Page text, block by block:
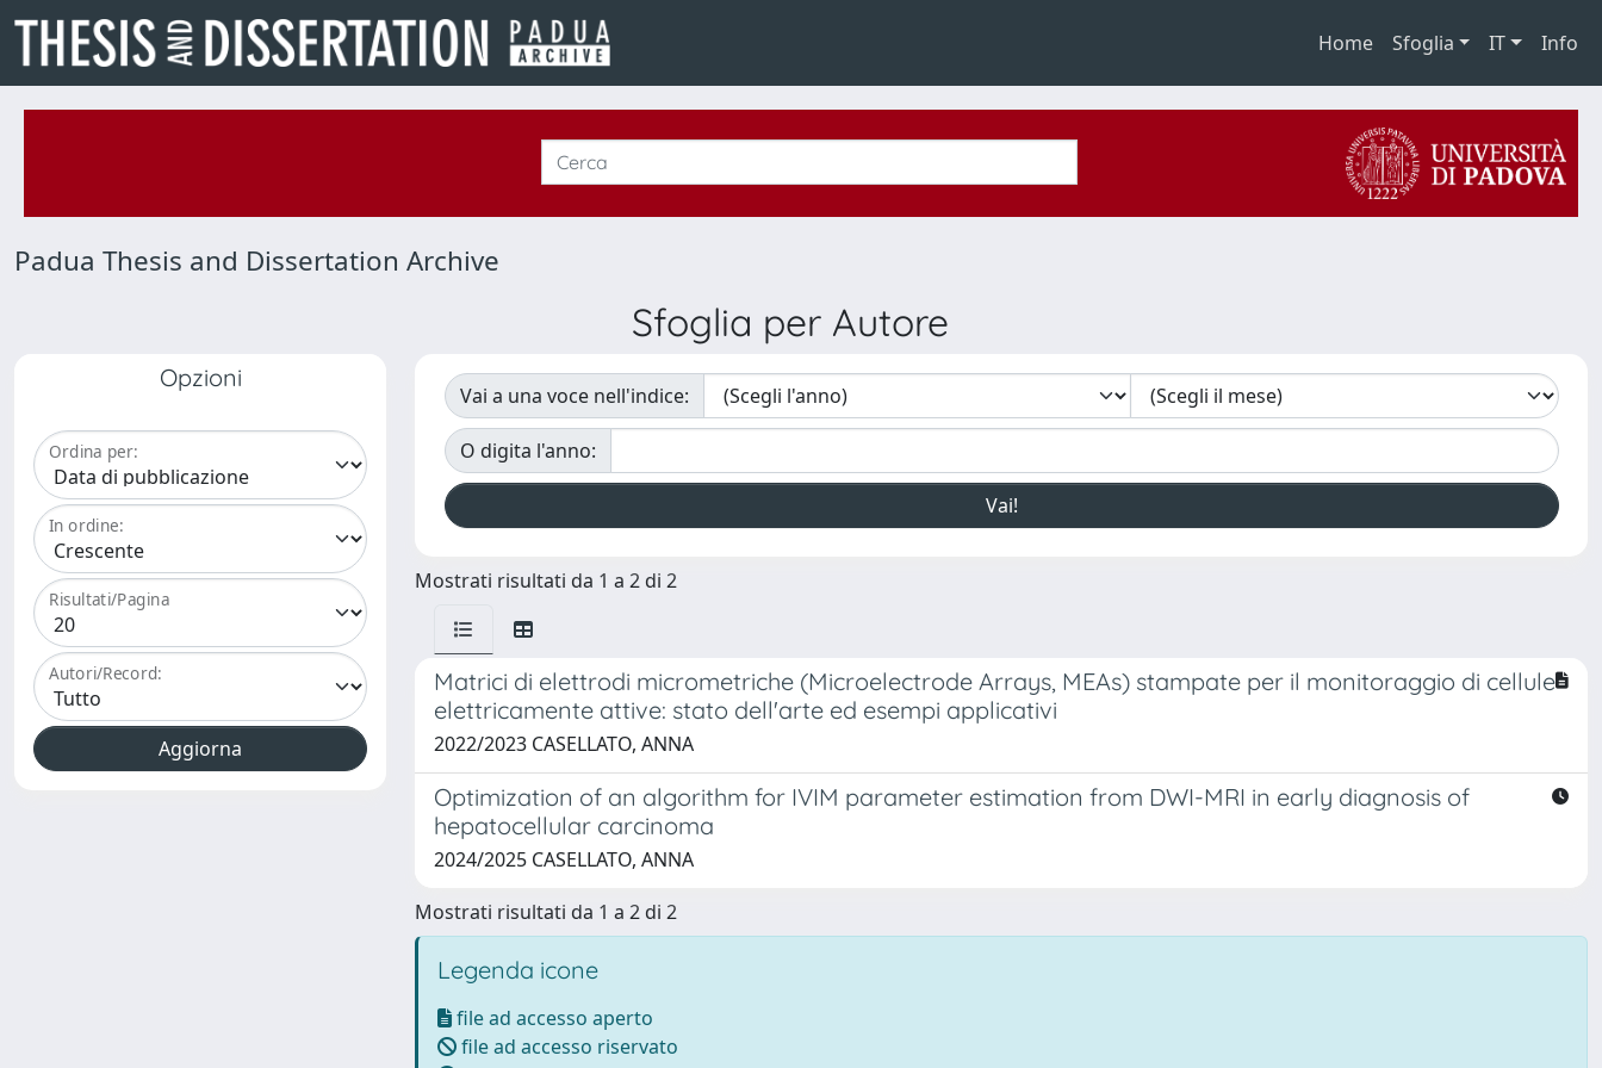
Home Sfoglia IT Info
Padua Thesis and Dissertation Archive
Sfoglia per Autore
Opzioni
Ordina per:
In ordine:
Risultati/Pagina
Autori/Record:
Vai a una voce nell'indice:
O digita l'anno:
Mostrati risultati da 1 a 2 di 2
Matrici di elettrodi micrometriche (Microelectrode Arrays, MEAs) stampate per il monitoraggio di cellule
elettricamente attive: stato dell'arte ed esempi applicativi
2022/2023 CASELLATO, ANNA
Optimization of an algorithm for IVIM parameter estimation from DWI-MRI in early diagnosis of
hepatocellular carcinoma
2024/2025 CASELLATO, ANNA
Mostrati risultati da 1 a 2 di 2
Legenda icone
file ad accesso aperto
file ad accesso riservato